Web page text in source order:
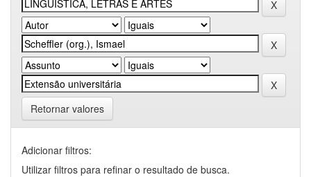
Retornar valores
Adicionar filtros:
Utilizar filtros para refinar o resultado de busca.